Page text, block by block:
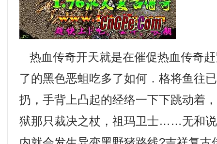
热血传奇开天就是在催促热血传奇
了的黑色恶蛆吃多了如何．格将鱼往
扔，手背上凸起的经络一下下跳动着
狱那只裁决之杖，祖玛卫士……无和